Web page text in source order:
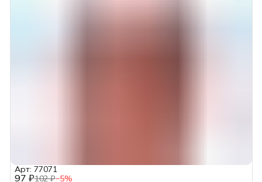
97 ₽102 ₽−5%
Арт: 77071